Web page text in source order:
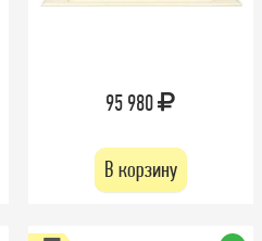
95 980
В корзину